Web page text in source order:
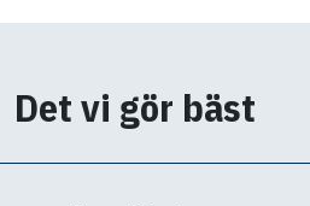
Det vi gör bäst